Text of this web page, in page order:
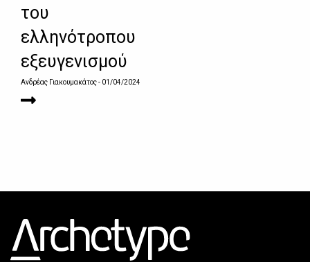
του
ελληνότροπου
εξευγενισμού
Ανδρέας Γιακουμακάτος- 01/04/2024